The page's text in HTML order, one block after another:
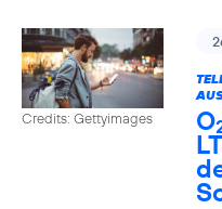
Credits: Gettyimages O